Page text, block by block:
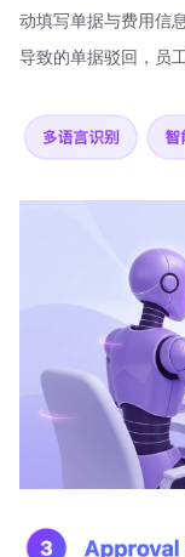
动填写单据与费用信
导致的单据驳回，员